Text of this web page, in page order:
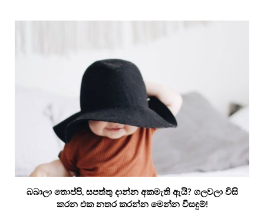
බබාලා තොප්පි, සපත්තු දාන්න අකමැති ඇයි? ගලවලා විසි
කරන එක නතර කරන්න මෙන්න විසඳුම්!